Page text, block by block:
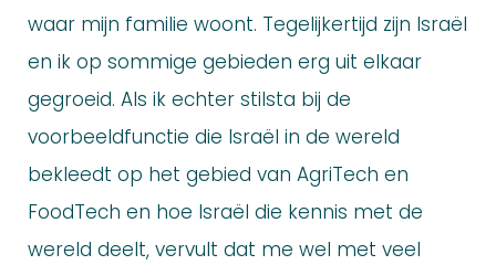
waar mijn familie woont. Tegelijkertijd zijn Israël
en ik op sommige gebieden erg uit elkaar
gegroeid. Als ik echter stilsta bij de
voorbeeldfunctie die Israël in de wereld
bekleedt op het gebied van AgriTech en
FoodTech en hoe Israël die kennis met de
wereld deelt, vervult dat me wel met veel